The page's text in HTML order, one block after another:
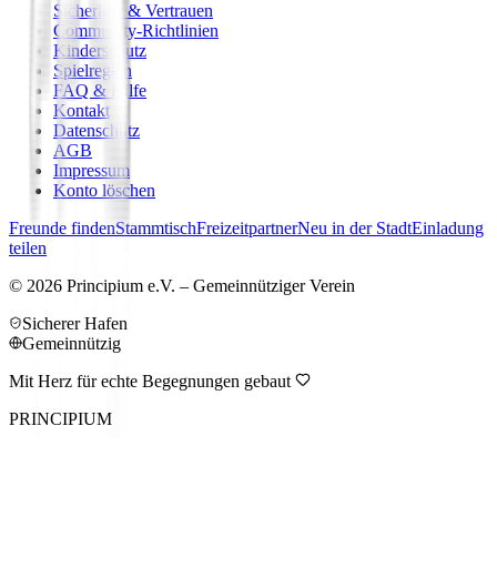
Sicherheit & Vertrauen
Community-Richtlinien
Kinderschutz
Spielregeln
FAQ & Hilfe
Kontakt
Datenschutz
AGB
Impressum
Konto löschen
Freunde findenStammtischFreizeitpartnerNeu in der StadtEinladung
teilen
© 2026 Principium e.V. – Gemeinnütziger Verein
Sicherer Hafen
Gemeinnützig
Mit Herz für echte Begegnungen gebaut
PRINCIPIUM